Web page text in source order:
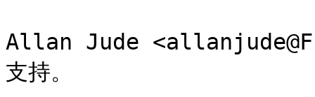
Allan Jude
支持。